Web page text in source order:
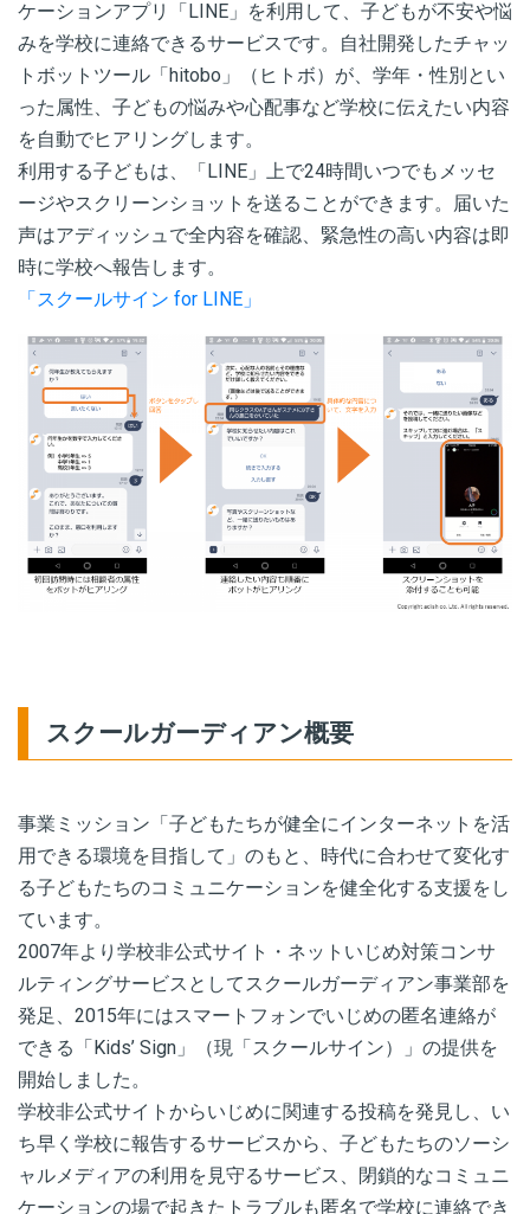
ケーションアプリ「LINE 」を利用して、子どもが不安や悩
みを学校に連絡できるサービスです。自社開発したチャッ
トボットツール「hitobo 」（ヒトボ）が、学年・性別とい
った属性、子どもの悩みや心配事など学校に伝えたい内容
を自動でヒアリングします。
利用する子どもは、「LINE 」上で24時間いつでもメッセ
ージやスクリーンショットを送ることができます。届いた
声はアディッシュで全内容を確認、緊急性の高い内容は即
時に学校へ報告します。
「スクールサイン for LINE」
スクールガーディアン概要
事業ミッション「子どもたちが健全にインターネットを活
用できる環境を目指して」のもと、時代に合わせて変化す
る子どもたちのコミュニケーションを健全化する支援をし
ています。
2007年より学校非公式サイト・ネットいじめ対策コンサ
ルティングサービスとしてスクールガーディアン事業部を
発足、 2015年にはスマートフォンでいじめの匿名連絡が
できる「Kids’ Sign 」（現「スクールサイン）」の提供を
開始しました。
学校非公式サイトからいじめに関連する投稿を発見し、い
ち早く学校に報告するサービスから、子どもたちのソーシ
ャルメディアの利用を見守るサービス、閉鎖的なコミュニ
ケーションの場で起きたトラブルも匿名で学校に連絡でき